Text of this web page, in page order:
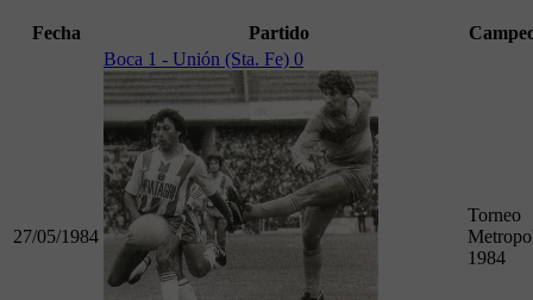
Fecha Partido
27/05/1984
Boca 1 - Unión (Sta. Fe) 0
Torneo
1984